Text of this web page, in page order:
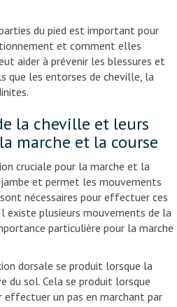
du pied est important pour
et comment elles
aider à prévenir les blessures et
que les entorses de cheville, la
la cheville et leurs
marche et la course
cruciale pour la marche et la
et permet les mouvements
nécessaires pour effectuer ces
plusieurs mouvements de la
particulière pour la marche
dorsale se produit lorsque la
du sol. Cela se produit lorsque
effectuer un pas en marchant par